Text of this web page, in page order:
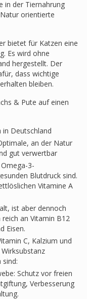
in der Tiernahrung
orientierte
bietet für Katzen eine
Es wird ohne
hergestellt. Der
dass wichtige
bleiben.
& Pute auf einen
in Deutschland
an der Natur
gut verwertbar
3-
Blutdruck sind.
Vitamine A
ist aber dennoch
an Vitamin B12
Eisen.
C, Kalzium und
sind:
Schutz vor freien
Verbesserung